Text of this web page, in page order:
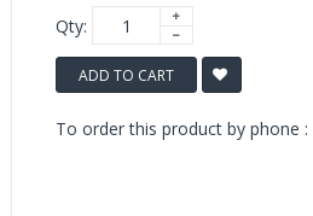
Qty:
ADD TO CART
To order this product by phone :